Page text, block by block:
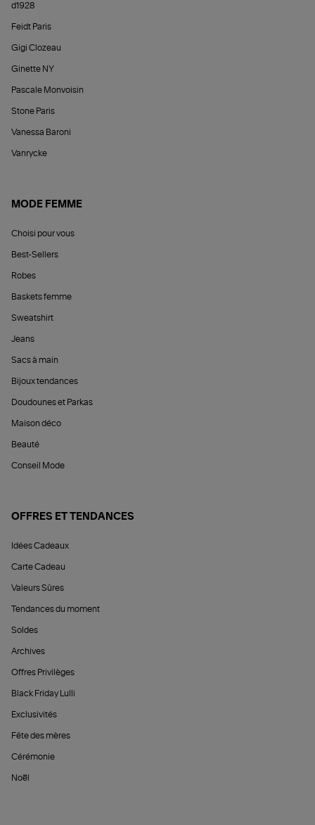
d1928
Feidt Paris
Gigi Clozeau
Ginette NY
Pascale Monvoisin
Stone Paris
Vanessa Baroni
Vanrycke
MODE FEMME
Choisi pour vous
Best-Sellers
Robes
Baskets femme
Sweatshirt
Jeans
Sacs à main
Bijoux tendances
Doudounes et Parkas
Maison déco
Beauté
Conseil Mode
OFFRES ET TENDANCES
Idées Cadeaux
Carte Cadeau
Valeurs Sûres
Tendances du moment
Soldes
Archives
Offres Privilèges
Black Friday Lulli
Exclusivités
Fête des mères
Cérémonie
Noël